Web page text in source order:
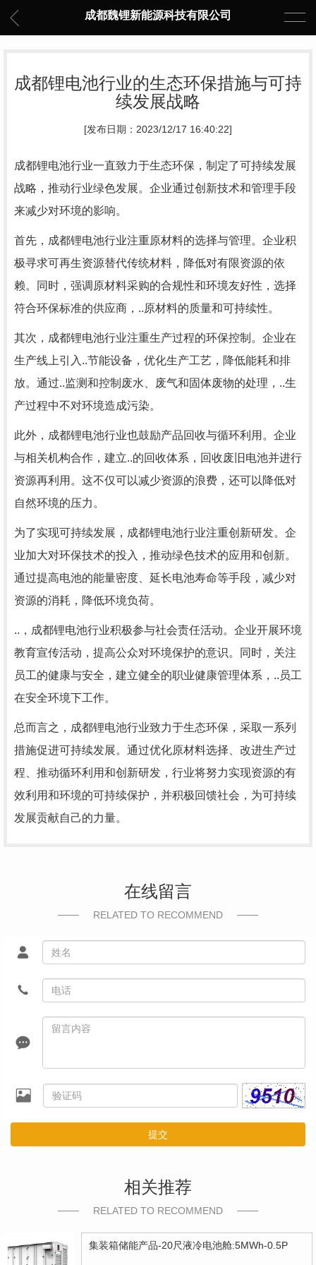
成都魏锂新能源科技有限公司
成都锂电池行业的生态环保措施与可持
续发展战略
[发布日期：2023/12/17 16:40:22]
成都锂电池行业一直致力于生态环保，制定了可持续发展
战略，推动行业绿色发展。企业通过创新技术和管理手段
来减少对环境的影响。
首先，成都锂电池行业注重原材料的选择与管理。企业积
极寻求可再生资源替代传统材料，降低对有限资源的依
赖。同时，强调原材料采购的合规性和环境友好性，选择
符合环保标准的供应商，..原材料的质量和可持续性。
其次，成都锂电池行业注重生产过程的环保控制。企业在
生产线上引入..节能设备，优化生产工艺，降低能耗和排
放。通过..监测和控制废水、废气和固体废物的处理，..生
产过程中不对环境造成污染。
此外，成都锂电池行业也鼓励产品回收与循环利用。企业
与相关机构合作，建立..的回收体系，回收废旧电池并进行
资源再利用。这不仅可以减少资源的浪费，还可以降低对
自然环境的压力。
为了实现可持续发展，成都锂电池行业注重创新研发。企
业加大对环保技术的投入，推动绿色技术的应用和创新。
通过提高电池的能量密度、延长电池寿命等手段，减少对
资源的消耗，降低环境负荷。
..，成都锂电池行业积极参与社会责任活动。企业开展环境
教育宣传活动，提高公众对环境保护的意识。同时，关注
员工的健康与安全，建立健全的职业健康管理体系，..员工
在安全环境下工作。
总而言之，成都锂电池行业致力于生态环保，采取一系列
措施促进可持续发展。通过优化原材料选择、改进生产过
程、推动循环利用和创新研发，行业将努力实现资源的有
效利用和环境的可持续保护，并积极回馈社会，为可持续
发展贡献自己的力量。
在线留言
RELATED TO RECOMMEND
提交
相关推荐
RELATED TO RECOMMEND
集装箱储能产品-20尺液冷电池舱:5MWh-0.5P